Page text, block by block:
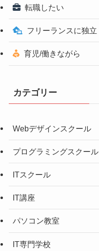
転職したい
フリーランスに独立
育児/働きながら
カテゴリー
Webデザインスクール
プログラミングスクール
ITスクール
IT講座
パソコン教室
IT専門学校